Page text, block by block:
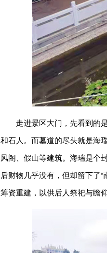
走进景区大门，先看到的是
和石人。而墓道的尽头就是海
风阁、假山等建筑。海瑞是个
后财物几乎没有，但却留下了
筹资重建，以供后人祭祀与瞻仰